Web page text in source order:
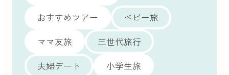
おすすめツアー
ベビー旅
ママ友旅
三世代旅行
夫婦デート
小学生旅